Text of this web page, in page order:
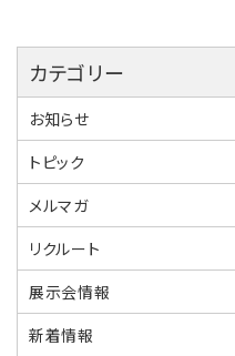
カテゴリー
お知らせ
トピック
メルマガ
リクルート
展示会情報
新着情報